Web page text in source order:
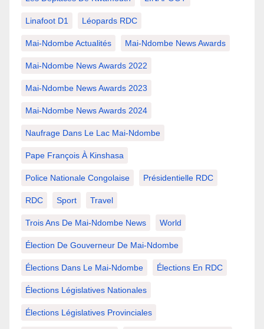
Linafoot D1 Léopards RDC
Mai-Ndombe Actualités Mai-Ndombe News Awards
Mai-Ndombe News Awards 2022
Mai-Ndombe News Awards 2023
Mai-Ndombe News Awards 2024
Naufrage Dans Le Lac Mai-Ndombe
Pape François À Kinshasa
Police Nationale Congolaise Présidentielle RDC
RDC Sport Travel
Trois Ans De Mai-Ndombe News World
Élection De Gouverneur De Mai-Ndombe
Élections Dans Le Mai-Ndombe Élections En RDC
Élections Législatives Nationales
Élections Législatives Provinciales